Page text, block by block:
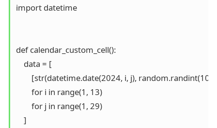
import datetime
def calendar_custom_cell():
    data = [
[str(datetime.date(2024, i, j), random.randint(10,
        for i in range(1, 13)
        for j in range(1, 29)
    ]